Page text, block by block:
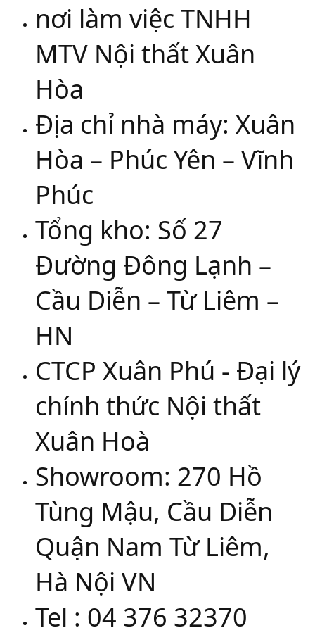
nơi làm việc TNHH
MTV Nội thất Xuân
Hòa
Địa chỉ nhà máy: Xuân
Hòa – Phúc Yên – Vĩnh
Phúc
Tổng kho: Số 27
Đường Đông Lạnh –
Cầu Diễn – Từ Liêm –
HN
CTCP Xuân Phú - Đại lý
chính thức Nội thất
Xuân Hoà
Showroom: 270 Hồ
Tùng Mậu, Cầu Diễn
Quận Nam Từ Liêm,
Hà Nội VN
Tel : 04 376 32370